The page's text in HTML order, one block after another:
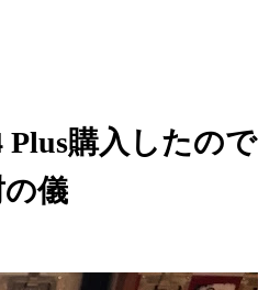
Plus購入したので
の儀